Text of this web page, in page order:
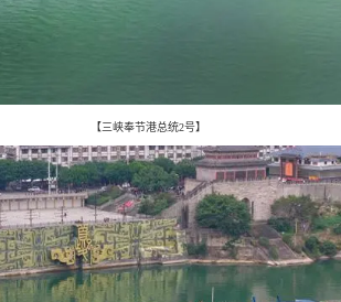
【三峡奉节港总统2号】